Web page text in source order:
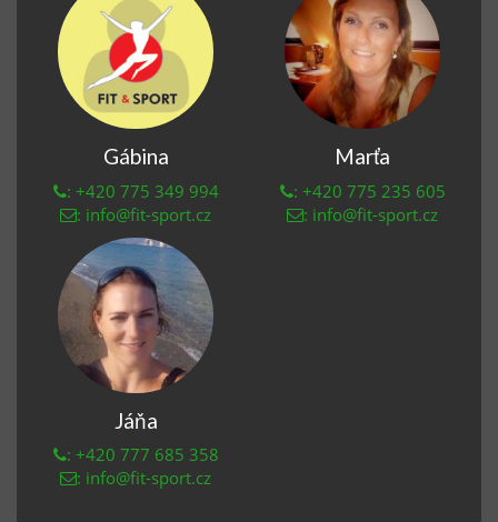
Gábina
: +420 775 349 994
: info@fit-sport.cz
Marťa
: +420 775 235 605
: info@fit-sport.cz
Jáňa
: +420 777 685 358
: info@fit-sport.cz